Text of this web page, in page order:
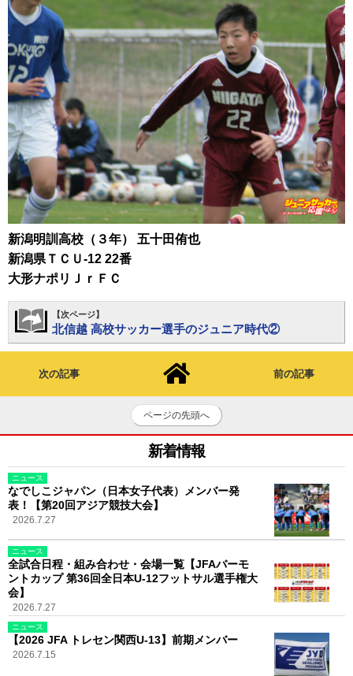
新潟明訓高校（３年） 五十田侑也
新潟県ＴＣＵ-12 22番
大形ナポリＪｒＦＣ
【次ページ】
北信越 高校サッカー選手のジュニア時代②
次の記事 前の記事
ページの先頭へ
新着情報
ニュース
なでしこジャパン（日本女子代表）メンバー発
表！【第20回アジア競技大会】
2026.7.27
ニュース
全試合日程・組み合わせ・会場一覧【JFAバーモ
ントカップ 第36回全日本U-12フットサル選手権大
会】
2026.7.27
ニュース
【2026 JFA トレセン関西U-13】前期メンバー
2026.7.15